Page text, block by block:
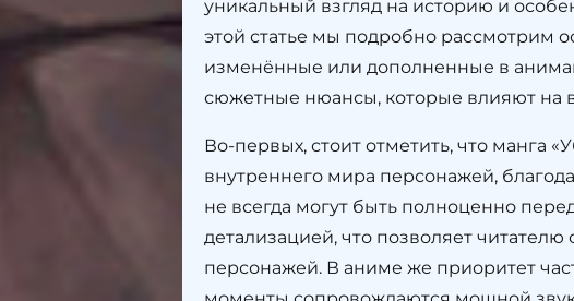
уникальный взгляд на историю и
этой статье мы подробно
изменённые или дополненные в
сюжетные нюансы, которые влияют на
Во-первых, стоит отметить, что манга
внутреннего мира персонажей,
не всегда могут быть полноценно
детализацией, что позволяет
персонажей. В аниме же приоритет